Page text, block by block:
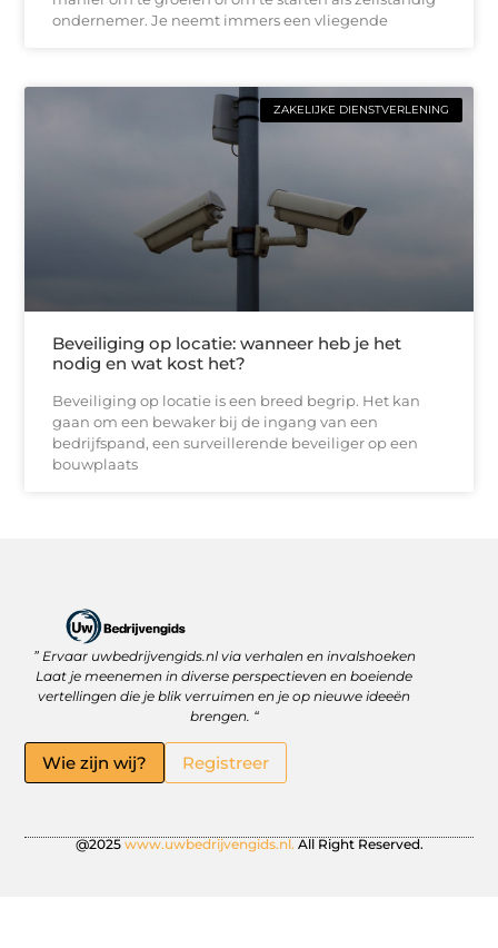
ondernemer. Je neemt immers een vliegende
ZAKELIJKE DIENSTVERLENING
Beveiliging op locatie: wanneer heb je het
nodig en wat kost het?
Beveiliging op locatie is een breed begrip. Het kan
gaan om een bewaker bij de ingang van een
bedrijfspand, een surveillerende beveiliger op een
bouwplaats
” Ervaar uwbedrijvengids.nl via verhalen en invalshoeken
Laat je meenemen in diverse perspectieven en boeiende
vertellingen die je blik verruimen en je op nieuwe ideeën
brengen. “
Wie zijn wij? Registreer
@2025 www.uwbedrijvengids.nl. All Right Reserved.